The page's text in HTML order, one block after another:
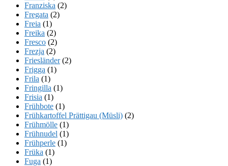
Franziska (2)
Fregata (2)
Freia (1)
Freika (2)
Fresco (2)
Frezja (2)
Friesländer(2)
Frigga (1)
Frila (1)
Fringilla (1)
Frisia (1)
Frühbote (1)
Frühkartoffel Prättigau (Müsli) (2)
Frühmölle (1)
Frühnudel (1)
Frühperle (1)
Früka (1)
Fuga (1)